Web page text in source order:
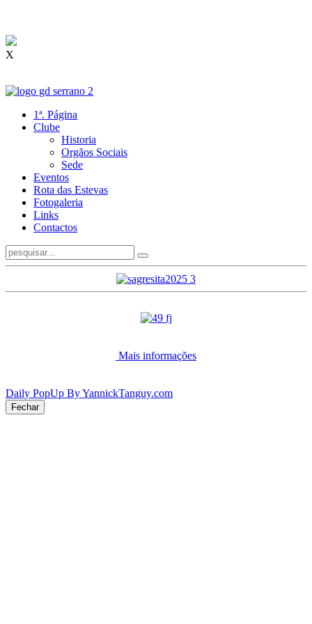
X
1ª. Página
Clube
Historia
Orgãos Sociais
Sede
Eventos
Rota das Estevas
Fotogaleria
Links
Contactos
Mais informações
Daily PopUp By YannickTanguy.com